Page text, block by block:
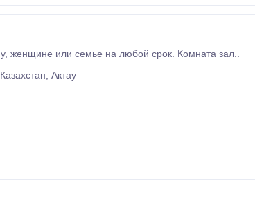
сдаю комнату под склад, рабочим, рабочему, женщине или семье на любой срок. Комната зал..
Казахстан, Актау